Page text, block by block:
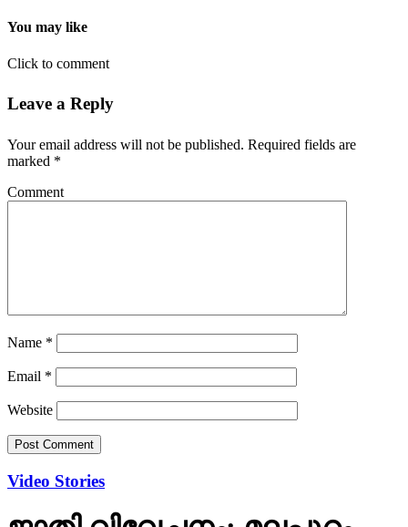
You may like
Click to comment
Leave a Reply
Your email address will not be published. Required fields are
marked *
Comment
Name *
Email *
Website
Video Stories